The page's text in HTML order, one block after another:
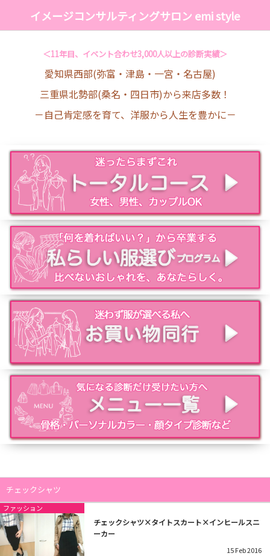
イメージコンサルティングサロン emi style
＜11年目、イベント合わせ3,000人以上の診断実績＞
愛知県西部(弥富・津島・一宮・名古屋)
三重県北勢部(桑名・四日市)から来店多数！
－自己肯定感を育て、洋服から人生を豊かに－
チェックシャツ
ファッション
チェックシャツ×タイトスカート×インヒールスニ
ーカー
15Feb2016